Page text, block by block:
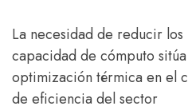
La necesidad de reducir
capacidad de cómputo
optimización térmica en el
de eficiencia del sector